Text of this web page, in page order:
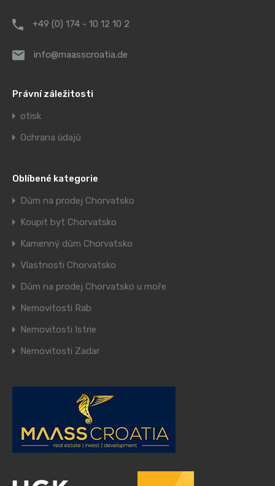
+49 (0) 174 - 10 12 10 2
info@maasscroatia.de
Právní záležitosti
otisk
Ochrana údajů
Oblíbené kategorie
Dům na prodej Chorvatsko
Koupit byt Chorvatsko
Kamenný dům Chorvatsko
Vlastnosti Chorvatsko
Dům na prodej Chorvatsko u moře
Nemovitosti Rab
Nemovitosti Istrie
Nemovitosti Zadar